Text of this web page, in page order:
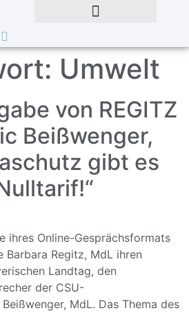
Umwelt
von REGITZ
Beißwenger,
gibt es
ihres Online-Gesprächsformats
Barbara Regitz, MdL ihren
Landtag, den
der CSU-
MdL. Das Thema des